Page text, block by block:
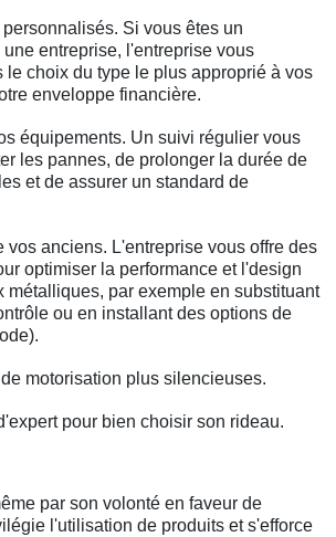
personnalisés. Si vous êtes un
entreprise, l'entreprise vous
le choix du type le plus approprié à vos
enveloppe financière.
équipements. Un suivi régulier vous
les pannes, de prolonger la durée de
et de assurer un standard de
vos anciens. L'entreprise vous offre des
optimiser la performance et l'design
métalliques, par exemple en substituant
ou en installant des options de
motorisation plus silencieuses.
pour bien choisir son rideau.
par son volonté en faveur de
l'utilisation de produits et s'efforce